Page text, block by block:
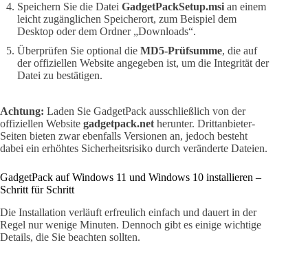
Speichern Sie die Datei GadgetPackSetup.msi an einem
leicht zugänglichen Speicherort, zum Beispiel dem
Desktop oder dem Ordner „Downloads“.
Überprüfen Sie optional die MD5-Prüfsumme, die auf
der offiziellen Website angegeben ist, um die Integrität der
Datei zu bestätigen.
Achtung: Laden Sie GadgetPack ausschließlich von der
offiziellen Website gadgetpack.net herunter. Drittanbieter-
Seiten bieten zwar ebenfalls Versionen an, jedoch besteht
dabei ein erhöhtes Sicherheitsrisiko durch veränderte Dateien.
GadgetPack auf Windows 11 und Windows 10 installieren –
Schritt für Schritt
Die Installation verläuft erfreulich einfach und dauert in der
Regel nur wenige Minuten. Dennoch gibt es einige wichtige
Details, die Sie beachten sollten.